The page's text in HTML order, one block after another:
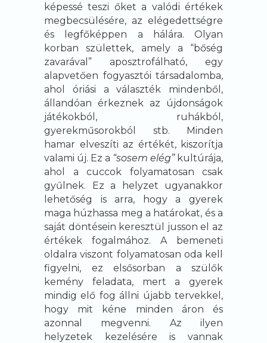
képessé teszi őket a valódi értékek
megbecsülésére, az elégedettségre
és legfőképpen a hálára. Olyan
korban születtek, amely a “bőség
zavarával” aposztrofálható, egy
alapvetően fogyasztói társadalomba,
ahol óriási a választék mindenből,
állandóan érkeznek az újdonságok
játékokból, ruhákból,
gyerekműsorokból stb. Minden
hamar elveszíti az értékét, kiszorítja
valami új. Ez a “sosem elég”kultúrája,
ahol a cuccok folyamatosan csak
gyűlnek. Ez a helyzet ugyanakkor
lehetőség is arra, hogy a gyerek
maga húzhassa meg a határokat, és a
saját döntésein keresztül jusson el az
értékek fogalmához. A bemeneti
oldalra viszont folyamatosan oda kell
figyelni, ez elsősorban a szülők
kemény feladata, mert a gyerek
mindig elő fog állni újabb tervekkel,
hogy mit kéne minden áron és
azonnal megvenni. Az ilyen
helyzetek kezelésére is vannak